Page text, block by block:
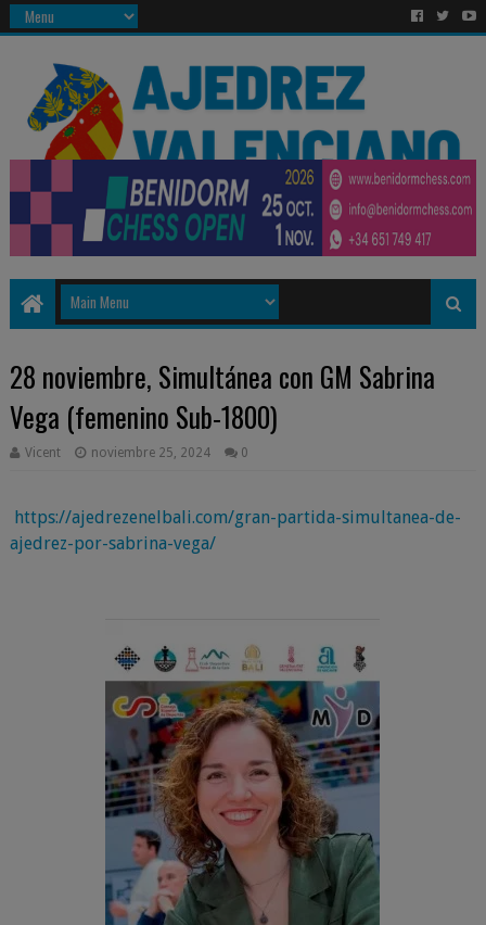
28 noviembre, Simultánea con GM Sabrina
Vega (femenino Sub-1800)
Vicent noviembre 25, 2024 0
https://ajedrezenelbali.com/gran-partida-simultanea-de-
ajedrez-por-sabrina-vega/